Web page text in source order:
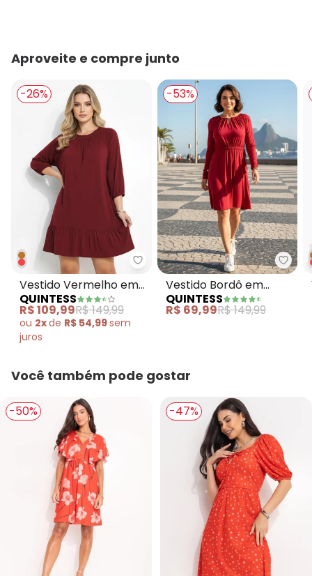
Aproveite e compre junto
-26%
Quintess - Vestido Vermelho
Vestido Vermelho em
Malha de Viscose
QUINTESS
R$ 109,99R$ 149,99
ou 2xde R$ 54,99sem
juros
-53%
Vestido Bordô em
Malha de Viscose
QUINTESS
R$ 69,99R$ 149,99
Você também pode gostar
-50% -47%